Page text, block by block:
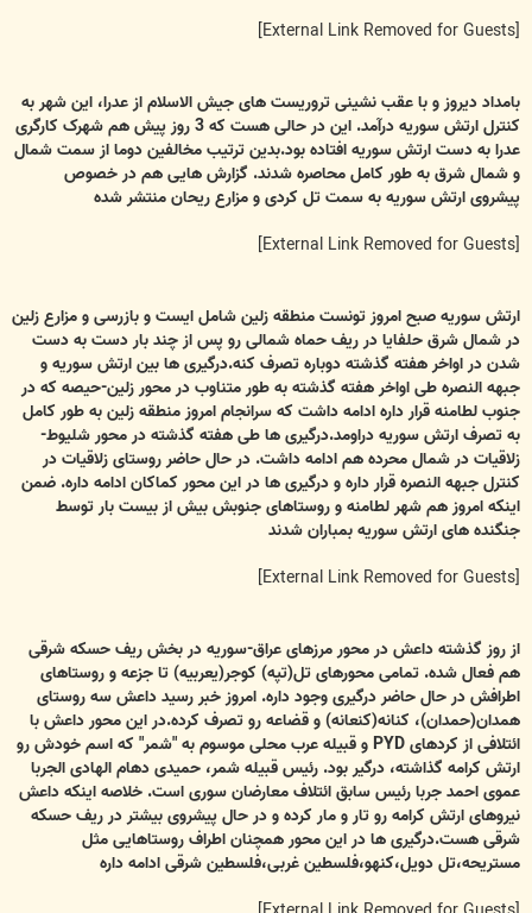
بامداد دیروز و با عقب نشینی تروریست های جیش الاسلام از عدرا، این شهر به
کنترل ارتش سوریه درآمد. این در حالی هست که 3 روز پیش هم شهرک کارگری
عدرا به دست ارتش سوریه افتاده بود.بدین ترتیب مخالفین دوما از سمت شمال
و شمال شرق به طور کامل محاصره شدند. گزارش هایی هم در خصوص
پیشروی ارتش سوریه به سمت تل کردی و مزارع ریحان منتشر شده
ارتش سوریه صبح امروز تونست منطقه زلین شامل ایست و بازرسی و مزارع زلین
در شمال شرق حلفایا در ریف حماه شمالی رو پس از چند بار دست به دست
شدن در اواخر هفته گذشته دوباره تصرف کنه.درگیری ها بین ارتش سوریه و
جبهه النصره طی اواخر هفته گذشته به طور متناوب در محور زلین-حیصه که در
جنوب لطامنه قرار داره ادامه داشت که سرانجام امروز منطقه زلین به طور کامل
به تصرف ارتش سوریه دراومد.درگیری ها طی هفته گذشته در محور شلیوط-
زلاقیات در شمال محرده هم ادامه داشت. در حال حاضر روستای زلاقیات در
کنترل جبهه النصره قرار داره و درگیری ها در این محور کماکان ادامه داره. ضمن
اینکه امروز هم شهر لطامنه و روستاهای جنوبش بیش از بیست بار توسط
جنگنده های ارتش سوریه بمباران شدند
از روز گذشته داعش در محور مرزهای عراق-سوریه در بخش ریف حسکه شرقی
هم فعال شده. تمامی محورهای تل(تپه) کوجر(یعربیه) تا جزعه و روستاهای
اطرافش در حال حاضر درگیری وجود داره. امروز خبر رسید داعش سه روستای
همدان(حمدان)، کنانه(کنعانه) و قضاعه رو تصرف کرده.در این محور داعش با
ائتلافی از کردهای PYD و قبیله عرب محلی موسوم به "شمر" که اسم خودش رو
ارتش کرامه گذاشته، درگیر بود. رئیس قبیله شمر، حمیدی دهام الهادی الجربا
عموی احمد جربا رئیس سابق ائتلاف معارضان سوری است. خلاصه اینکه داعش
نیروهای ارتش کرامه رو تار و مار کرده و در حال پیشروی بیشتر در ریف حسکه
شرقی هست.درگیری ها در این محور همچنان اطراف روستاهایی مثل
مستریحه،تل دویل،کنهو،فلسطین غربی،فلسطین شرقی ادامه داره